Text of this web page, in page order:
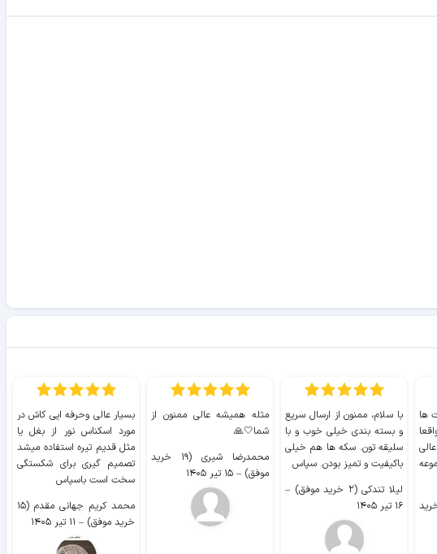
ها
(۱ خرید
با سلام، ممنون از ارسال سریع
و بسته بندی خیلی خوب و با
سلیقه تون. سکه ها هم خیلی
باکیفیت و تمیز بودن. سپاس
لیلا تندکی (۲ خرید موفق)
–
۱۶ تیر ۱۴۰۵
مثله همیشه عالی ممنون از
شما🤍🙏
محمدرضا شیری (۱۹ خرید
موفق) – ۱۵ تیر ۱۴۰۵
بسیار عالی وحرفه ایی کاش در
مورد اسکناس نور از بغل یا
مثل قدیم تیره استفاده میشد
تصمیم گیری برای شکستگی
سخت است باسپاس
محمد کریم جهانی مقدم (۱۵
خرید موفق) – ۱۱ تیر ۱۴۰۵